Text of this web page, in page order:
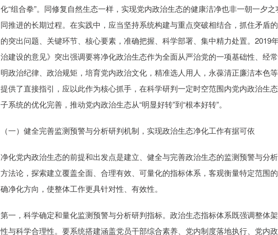
化“组合拳”。同修复自然生态一样，实现党内政治生态的健康洁净也非一朝一夕
同推进的长期过程。在实践中，应当坚持系统构建与重点突破相结合，抓住矛盾
的突出问题、关键环节、核心要素，准确把握、科学部署、集中精力处置。2019
治建设的意见》突出强调要将净化政治生态作为全面从严治党的一项基础性、经
明政治纪律、政治规矩，培育党内政治文化，精准选人用人，永葆清正廉洁本色
提供了直接指引，应以此作为核心抓手，在科学研判一定时空范围内党内政治生
子系统的优化完善，推动党内政治生态从“明显好转”到“根本好转”。
（一）健全完善监测预警与分析研判机制，实现政治生态净化工作有据可依
净化党内政治生态的前提和出发点是建立、健全与完善政治生态的监测预警与分
方法论，探索建立覆盖全面、合理有效、可量化的指标体系，客观衡量特定范围
确净化方向，使整体工作更具针对性、有效性。
第一，科学确定和量化监测预警与分析研判指标。政治生态指标体系既强调整体
性与科学合理性。要系统搭建涵盖党员干部综合素养、党内制度落地执行、党内